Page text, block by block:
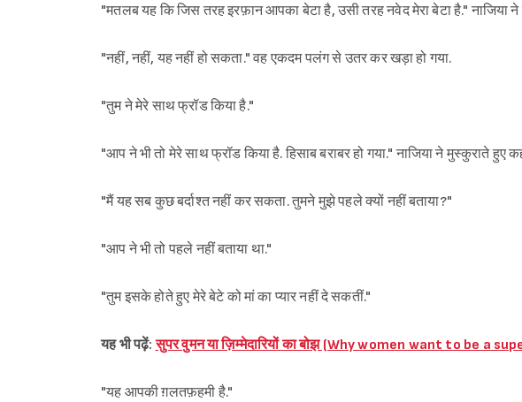
"मतलब यह कि जिस तरह इरफ़ान आपका बेटा है, उसी तरह नवेद मेरा बेटा है." नाजिया ने
"नहीं, नहीं, यह नहीं हो सकता." वह एकदम पलंग से उतर कर खड़ा हो गया.
"तुम ने मेरे साथ फ्रॉड किया है."
"आप ने भी तो मेरे साथ फ्रॉड किया है. हिसाब बराबर हो गया." नाजिया ने मुस्कुराते हुए
"मैं यह सब कुछ बर्दाश्त नहीं कर सकता. तुमने मुझे पहले क्यों नहीं बताया?"
"आप ने भी तो पहले नहीं बताया था."
"तुम इसके होते हुए मेरे बेटे को मां का प्यार नहीं दे सकतीं."
यह भी पढ़ें:सुपर वुमन या ज़िम्मेदारियों का बोझ (Why women want to be a
"यह आपकी ग़लतफ़हमी है."